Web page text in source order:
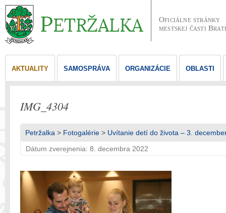
Oficiálne stránky
mestskej časti
AKTUALITY SAMOSPRÁVA ORGANIZÁCIE OBLASTI
IMG_4304
Petržalka > Fotogalérie > Uvítanie detí do života – 3.
Dátum zverejnenia: 8. decembra 2022